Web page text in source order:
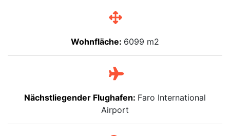
Wohnfläche: 6099 m2
Nächstliegender Flughafen: Faro International
Airport